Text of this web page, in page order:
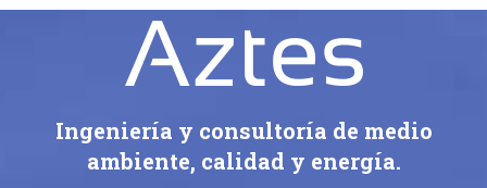
Ingeniería y consultoría de medio
ambiente, calidad y energía.